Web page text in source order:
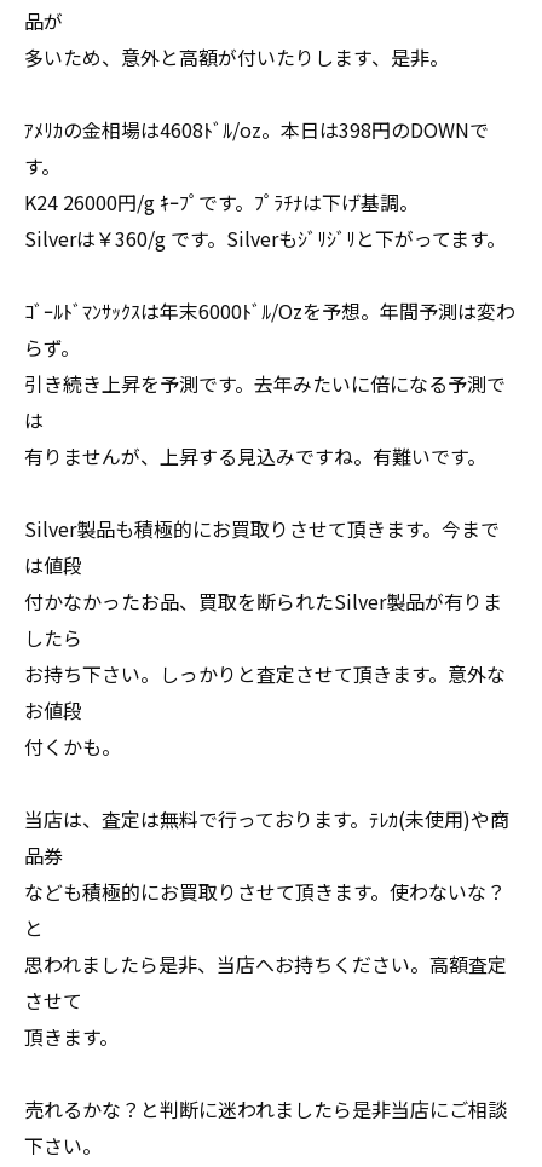
品が
多いため、意外と高額が付いたりします、是非。
ｱﾒﾘｶの金相場は4608ﾄﾞﾙ/oz。本日は398円のDOWNで
す。
K24 26000円/g ｷｰﾌﾟです。ﾌﾟﾗﾁﾅは下げ基調。
Silverは￥360/g です。Silverもｼﾞﾘｼﾞﾘと下がってます。
ｺﾞｰﾙﾄﾞﾏﾝｻｯｸｽは年末6000ﾄﾞﾙ/Ozを予想。年間予測は変わ
らず。
引き続き上昇を予測です。去年みたいに倍になる予測で
は
有りませんが、上昇する見込みですね。有難いです。
Silver製品も積極的にお買取りさせて頂きます。今まで
は値段
付かなかったお品、買取を断られたSilver製品が有りま
したら
お持ち下さい。しっかりと査定させて頂きます。意外な
お値段
付くかも。
当店は、査定は無料で行っております。ﾃﾚｶ(未使用)や商
品券
なども積極的にお買取りさせて頂きます。使わないな？
と
思われましたら是非、当店へお持ちください。高額査定
させて
頂きます。
売れるかな？と判断に迷われましたら是非当店にご相談
下さい。